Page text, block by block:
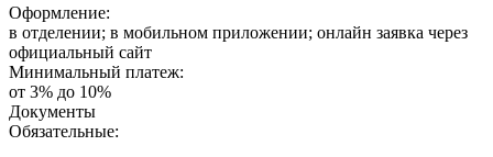
Оформление:
в отделении; в мобильном приложении; онлайн заявка через
официальный сайт
Минимальный платеж:
от 3% до 10%
Документы
Обязательные: